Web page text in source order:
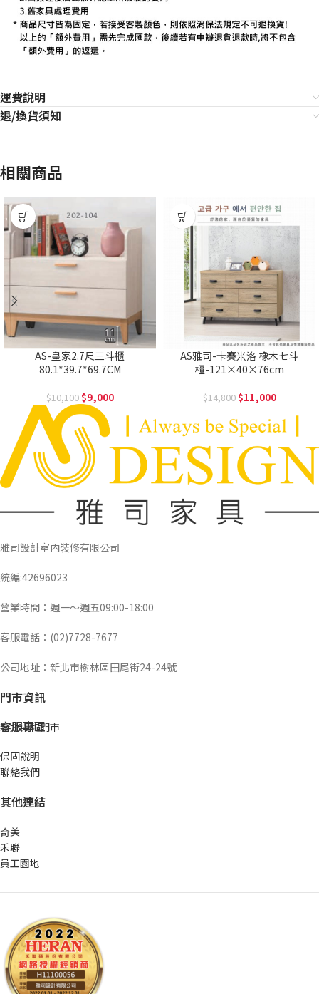
運費說明
退/換貨須知
相關商品
AS-皇家2.7尺三斗櫃
80.1*39.7*69.7CM
10,100 9,000
AS雅司-卡賽米洛 橡木七斗
櫃-121×40×76cm
14,800 11,000
雅司設計室內裝修有限公司
統編:42696023
營業時間：週一～週五09:00-18:00
客服電話：(02)7728-7677
公司地址：新北市樹林區田尾街24-24號
門市資訊
新北中和門市
客服專區
保固說明
聯絡我們
其他連結
奇美
禾聯
員工園地